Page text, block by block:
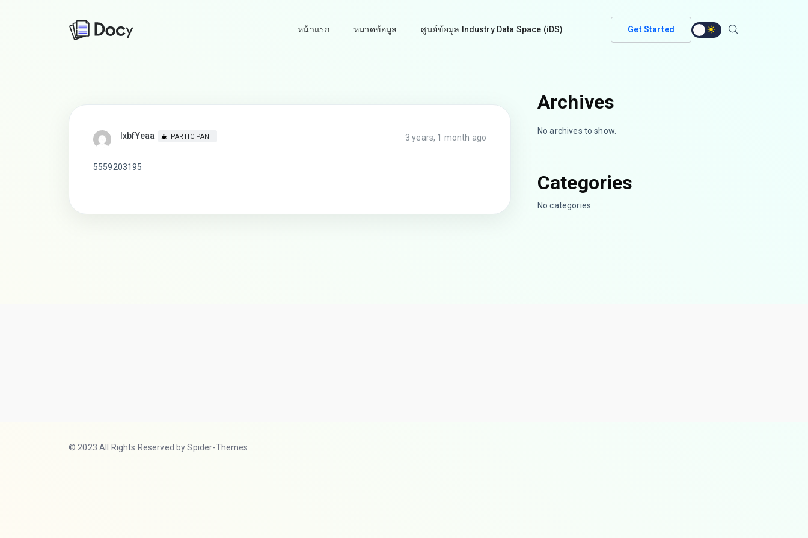
หน้าแรก หมวดข้อมูล ศูนย์ข้อมูล Industry Data Space (iDS) Get Started
lxbfYeaa PARTICIPANT 3 years, 1 month ago
5559203195
Archives
No archives to show.
Categories
No categories
© 2023 All Rights Reserved by Spider-Themes